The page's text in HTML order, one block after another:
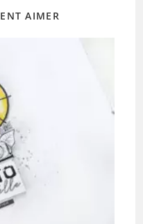
AIMER